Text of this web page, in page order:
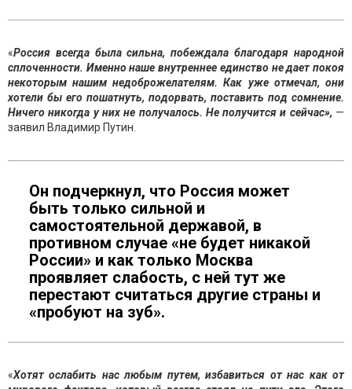
«Россия всегда была сильна, побеждала благодаря народной
сплоченности. Именно наше внутреннее единство не дает покоя
некоторым нашим недоброжелателям. Как уже отмечал, они
хотели бы его пошатнуть, подорвать, поставить под сомнение.
Ничего никогда у них не получалось. Не получится и сейчас», —
заявил Владимир Путин.
Он подчеркнул, что Россия может
быть только сильной и
самостоятельной державой, в
противном случае «не будет никакой
России» и как только Москва
проявляет слабость, с ней тут же
перестают считаться другие страны и
«пробуют на зуб».
«Хотят ослабить нас любым путем, избавиться от нас как от